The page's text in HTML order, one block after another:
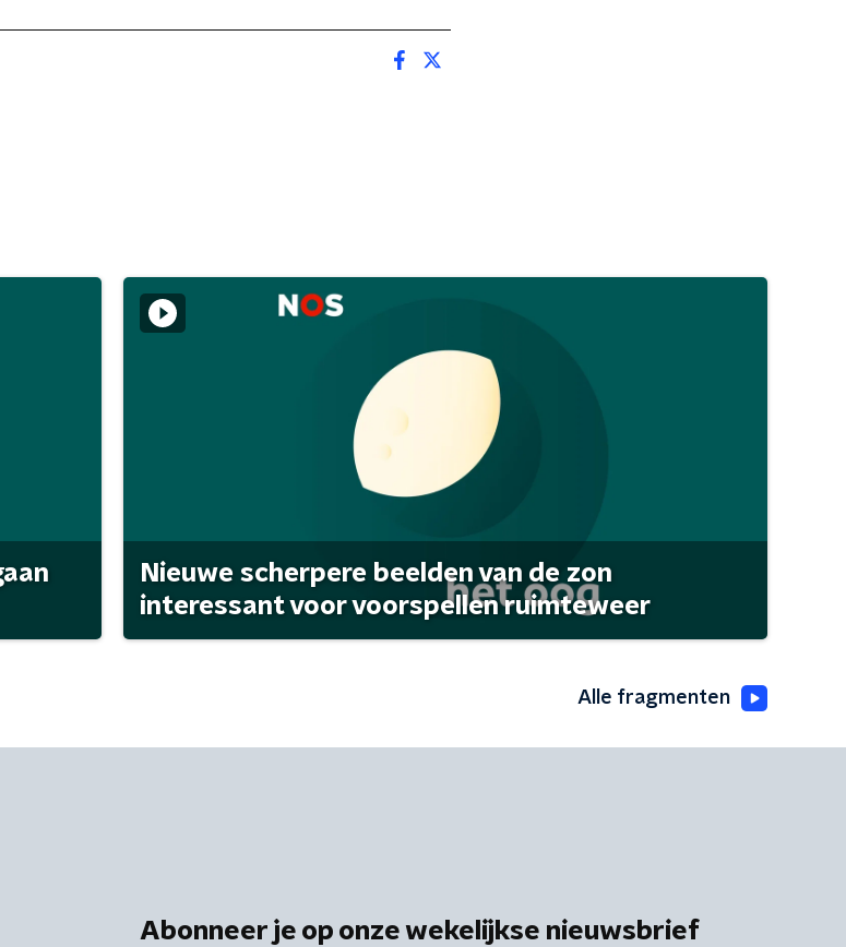
Nieuwe scherpere beelden van de zon
interessant voor voorspellen ruimteweer
Alle fragmenten
Abonneer je op onze wekelijkse nieuwsbrief